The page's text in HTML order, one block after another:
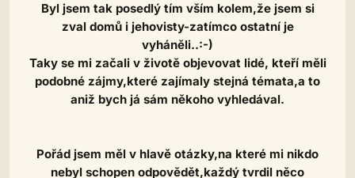
Byl jsem tak posedlý tím vším kolem,že jsem si
zval domů i jehovisty-zatímco ostatní je
vyháněli..:-)
Taky se mi začali v životě objevovat lidé, kteří měli
podobné zájmy,které zajímaly stejná témata,a to
aniž bych já sám někoho vyhledával.
Pořád jsem měl v hlavě otázky,na které mi nikdo
nebyl schopen odpovědět,každý tvrdil něco